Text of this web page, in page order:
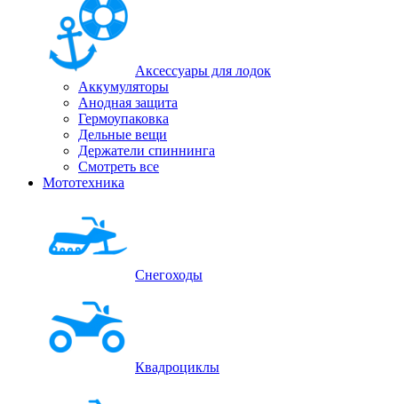
Аксессуары для лодок
Аккумуляторы
Анодная защита
Гермоупаковка
Дельные вещи
Держатели спиннинга
Смотреть все
Мототехника
Снегоходы
Квадроциклы